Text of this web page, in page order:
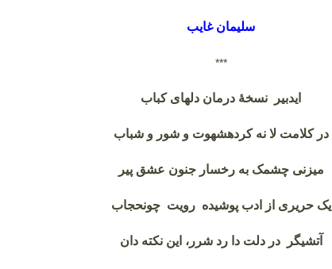
سلیمان غایب
***
ایدبیر نسخهٔ درمان دلهای کباب
در کلامت لا نه کردهشهوت و شور و شباب
میزنی چشمک به رخسار جنون عشق پیر
یک حریری از ادب پوشیده رویت چونحجاب
آتشیگر در دلت دا رد شرر، این نکته دان